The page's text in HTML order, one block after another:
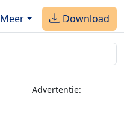
Meer Download
Advertentie: